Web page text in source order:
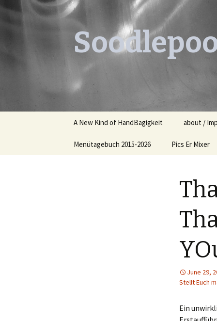
content
A New Kind of HandBagigkeit about /
Menütagebuch 2015-2026 Pics Er Mixer
June 29,
Stellt Euch
Ein